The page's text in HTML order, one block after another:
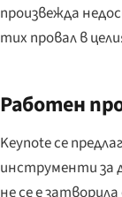
произвежда
тих провал в
Работен
Keynote се
инструменти за
не се е